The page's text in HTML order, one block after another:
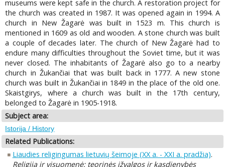
museums were kept safe in the church. A restoration project for
the church was created in 1987. It was opened again in 1994. A
church in New Žagarė was built in 1523 m. This church is
mentioned in 1609 as old and wooden. A stone church was built
a couple of decades later. The church of New Žagarė had to
endure many difficulties throughout the Soviet time, but it was
never closed. The inhabitants of Žagarė also go to a nearby
church in Žukančiai that was built back in 1777. A new stone
church was built in Žukančiai in 1849 in the place of the old one.
Skaistgirys, where a church was built in the 17th century,
belonged to Žagarė in 1905-1918.
Subject area:
Istorija / History
Related Publications:
Liaudies religingumas lietuvių šeimoje (XX a. - XXI a. pradžia).
Religija ir visuomenė: teorinės įžvalgos ir kasdienybės